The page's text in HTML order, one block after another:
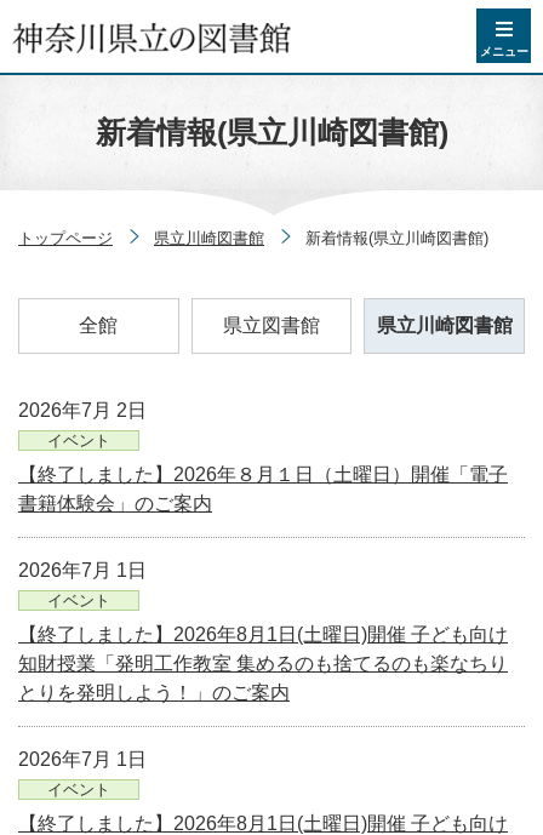
コンテンツへスキップ
メニュー
新着情報(県立川崎図書館)
トップページ 県立川崎図書館 新着情報(県立川崎図書館)
全館 県立図書館 県立川崎図書館
2026年7月 2日
イベント
【終了しました】2026年８月１日（土曜日）開催「電子
書籍体験会」のご案内
2026年7月 1日
イベント
【終了しました】2026年8月1日(土曜日)開催 子ども向け
知財授業「発明工作教室 集めるのも捨てるのも楽なちり
とりを発明しよう！」のご案内
2026年7月 1日
イベント
【終了しました】2026年8月1日(土曜日)開催 子ども向け